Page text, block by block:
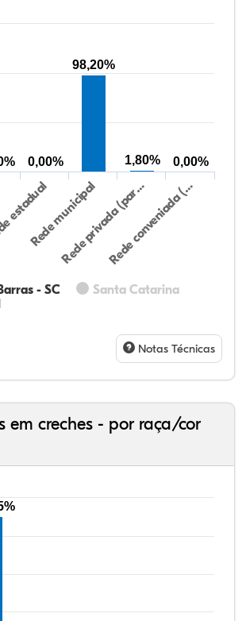
- SC
Santa Catarina
Rede municipal
Rede privada (par…Rede conveniada (…
0,00%
98,20%
1,80% 0,00%
Notas Técnicas
em creches - por raça/cor